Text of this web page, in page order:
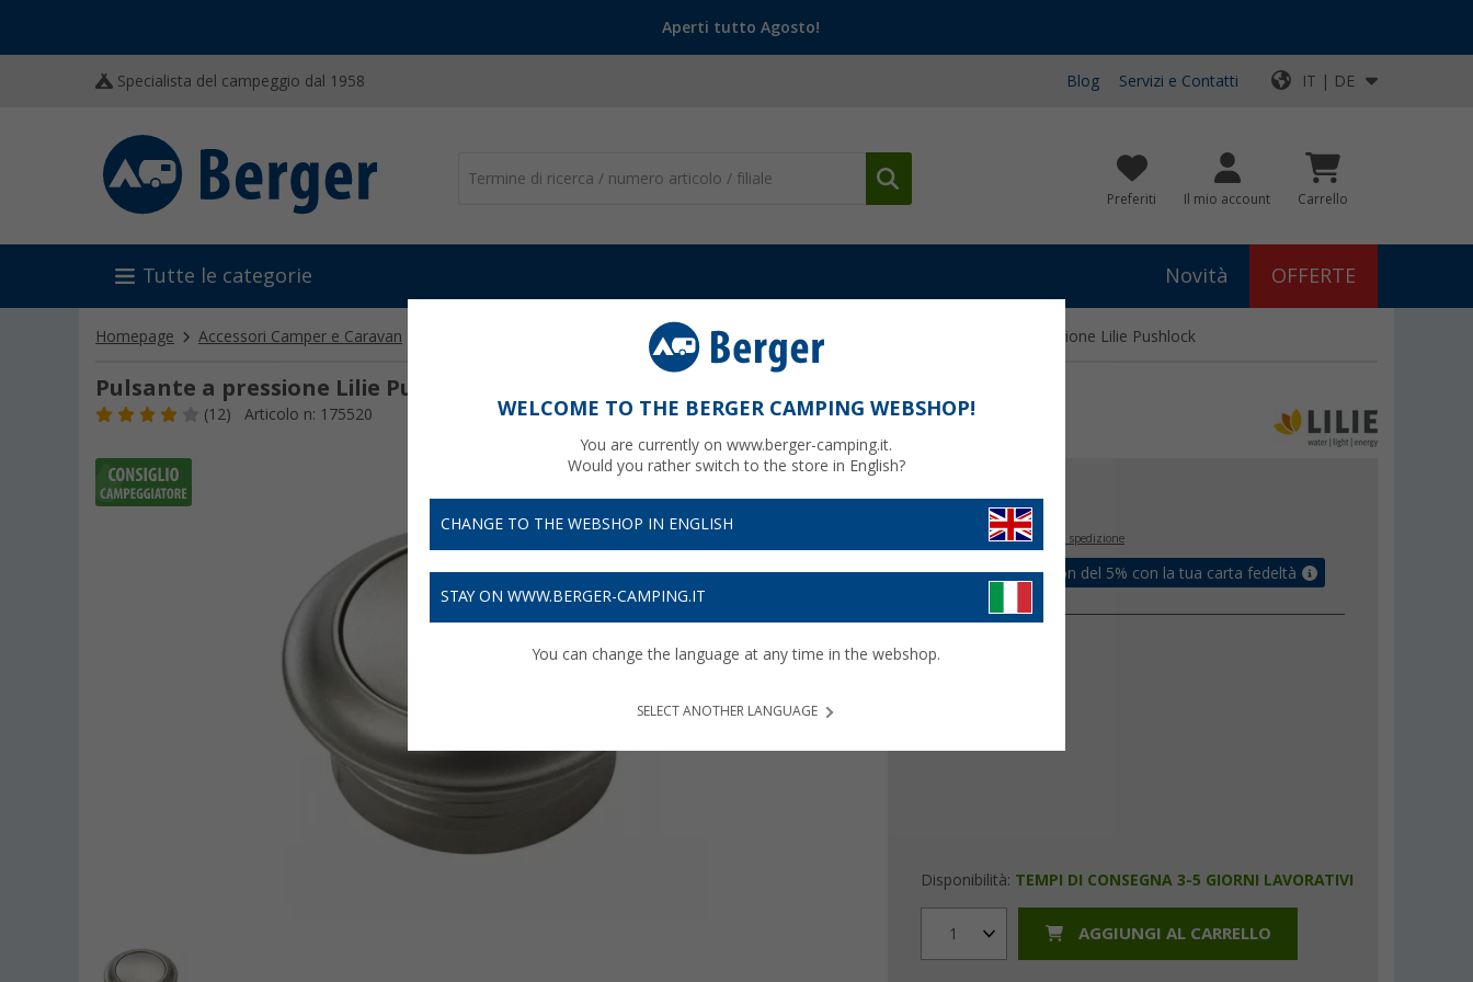
Aperti tutto Agosto!
Specialista del campeggio dal 1958 Blog Servizi e Contatti IT | DE
Preferiti Il mio account Carrello
Tutte le categorie Novità OFFERTE
Homepage Accessori Camper e Caravan Allestimento e Personalizzazione Cerniere e Componenti per mobili Pulsante a pressione Lilie Pushlock
Pulsante a pressione Lilie Pushlock nichelato
(12) Articolo n: 175520
9, €
Prezzi IVA inclusa+ Spese di spedizione
Assicurati un coupon del 5% con la tua carta fedeltà
Disponibilità: TEMPI DI CONSEGNA 3-5 GIORNI LAVORATIVI
1 AGGIUNGI AL CARRELLO
WELCOME TO THE BERGER CAMPING WEBSHOP!
You are currently on www.berger-camping.it.
Would you rather switch to the store in English?
CHANGE TO THE WEBSHOP IN ENGLISH
STAY ON WWW.BERGER-CAMPING.IT
You can change the language at any time in the webshop.
SELECT ANOTHER LANGUAGE